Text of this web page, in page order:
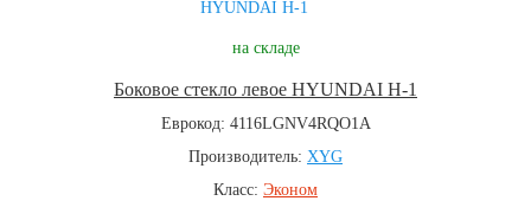
на складе
Боковое стекло левое HYUNDAI H-1
Еврокод: 4116LGNV4RQO1A
Производитель: XYG
Класс: Эконом